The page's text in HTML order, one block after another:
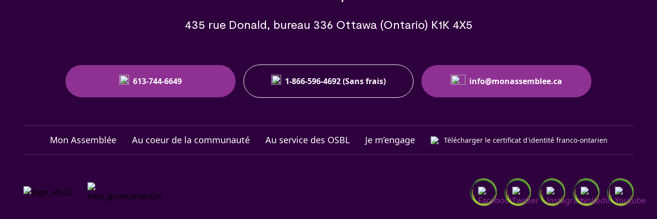
435 rue Donald, bureau 336 Ottawa (Ontario) K1K 4X5
613-744-6649 1-866-596-4692 (Sans frais) info@monassemblee.ca
Mon Assemblée Au coeur de la communauté Au service des OSBL Je m’engage Télécharger le certificat d'identité franco-ontarien